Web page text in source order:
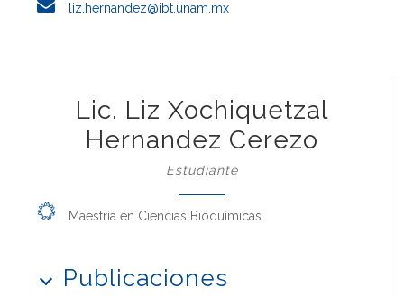
liz.hernandez@ibt.unam.mx
Lic. Liz Xochiquetzal
Hernandez Cerezo
Estudiante
Maestría en Ciencias Bioquímicas
Publicaciones